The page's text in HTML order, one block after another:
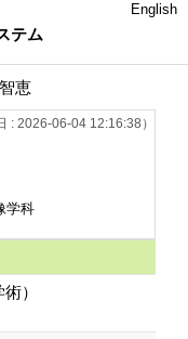
テム
English
恵
: 2026-06-04 12:16:38）
学科
）